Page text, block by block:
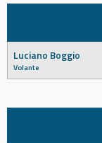
Luciano Boggio
Volante